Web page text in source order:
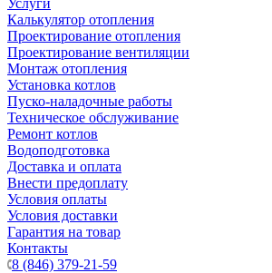
Услуги
Калькулятор отопления
Проектирование отопления
Проектирование вентиляции
Монтаж отопления
Установка котлов
Пуско-наладочные работы
Техническое обслуживание
Ремонт котлов
Водоподготовка
Доставка и оплата
Внести предоплату
Условия оплаты
Условия доставки
Гарантия на товар
Контакты
8 (846) 379-21-59